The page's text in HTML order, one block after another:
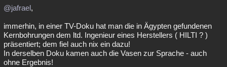
@jafrael,
immerhin, in einer TV-Doku hat man die in Ägypten gefundenen
Kernbohrungen dem ltd. Ingenieur eines Herstellers ( HILTI ? )
präsentiert; dem fiel auch nix ein dazu!
In derselben Doku kamen auch die Vasen zur Sprache - auch
ohne Ergebnis!